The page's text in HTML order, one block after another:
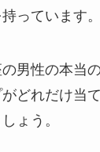
っています。
男性の本当
どれだけ当
ょう。